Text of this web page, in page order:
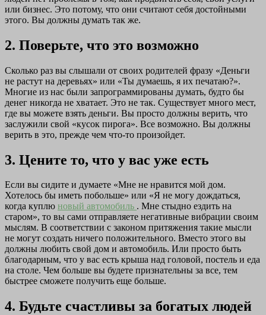
или бизнес. Это потому, что они считают себя достойными
этого. Вы должны думать так же.
2. Поверьте, что это возможно
Сколько раз вы слышали от своих родителей фразу «Деньги
не растут на деревьях» или «Ты думаешь, я их печатаю?».
Многие из нас были запрограммированы думать, будто бы
денег никогда не хватает. Это не так. Существует много мест,
где вы можете взять деньги. Вы просто должны верить, что
заслужили свой «кусок пирога». Все возможно. Вы должны
верить в это, прежде чем что-то произойдет.
3. Цените то, что у вас уже есть
Если вы сидите и думаете «Мне не нравится мой дом.
Хотелось бы иметь побольше» или «Я не могу дождаться,
когда куплю новый автомобиль . Мне стыдно ездить на
старом», то вы сами отправляете негативные вибрации своим
мыслям. В соответствии с законом притяжения такие мысли
не могут создать ничего положительного. Вместо этого вы
должны любить свой дом и автомобиль. Или просто быть
благодарным, что у вас есть крыша над головой, постель и еда
на столе. Чем больше вы будете признательны за все, тем
быстрее сможете получить еще больше.
4. Будьте счастливы за богатых людей